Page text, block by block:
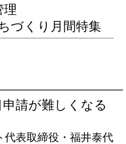
理
づくり月間特集
請が難しくなる
代表取締役・福井泰代